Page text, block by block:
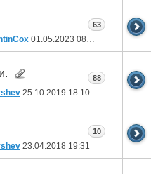
01.05.2023 08:59
63
25.10.2019 18:10
88
23.04.2018 19:31
10